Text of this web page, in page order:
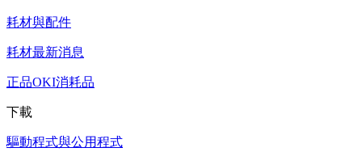
耗材與配件
耗材最新消息
正品OKI消耗品
下載
驅動程式與公用程式